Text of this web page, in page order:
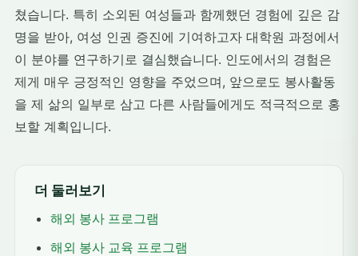
쳤습니다. 특히 소외된 여성들과 함께했던 경험에 깊은 감
명을 받아, 여성 인권 증진에 기여하고자 대학원 과정에서
이 분야를 연구하기로 결심했습니다. 인도에서의 경험은
제게 매우 긍정적인 영향을 주었으며, 앞으로도 봉사활동
을 제 삶의 일부로 삼고 다른 사람들에게도 적극적으로 홍
보할 계획입니다.
더 둘러보기
해외 봉사 프로그램
해외 봉사 교육 프로그램